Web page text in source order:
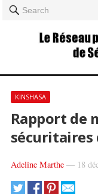
Search
KINSHASA
Rapport de
sécuritaires
Adeline Marthe— 18